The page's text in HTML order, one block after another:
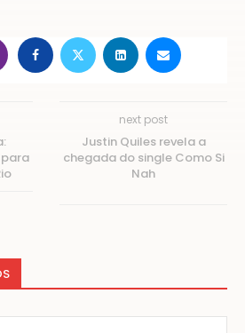
next post
Justin Quiles revela a
chegada do single Como Si
Nah